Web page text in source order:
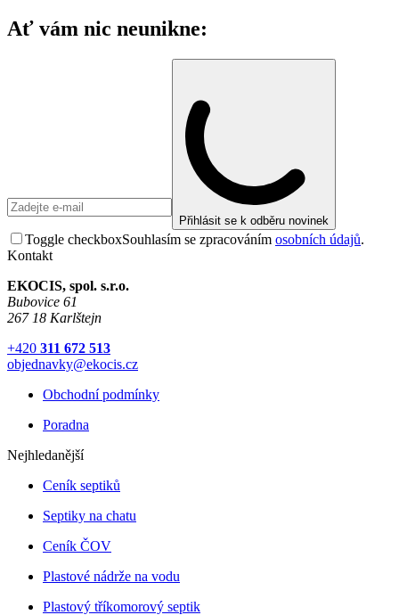
Ať vám nic neunikne:
Přihlásit se k odběru novinek
Toggle checkboxSouhlasím se zpracováním osobních údajů.
Kontakt
EKOCIS, spol. s.r.o.
Bubovice 61
267 18 Karlštejn
+420 311 672 513
objednavky@ekocis.cz
Obchodní podmínky
Poradna
Nejhledanější
Ceník septiků
Septiky na chatu
Ceník ČOV
Plastové nádrže na vodu
Plastový tříkomorový septik